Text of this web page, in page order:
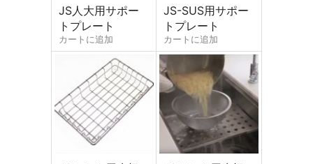
JS人大用サポー
トプレート
カートに追加
JS-SUS用サポー
トプレート
カートに追加